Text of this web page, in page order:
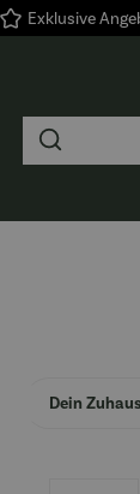
Zur
Exklusive
Dein